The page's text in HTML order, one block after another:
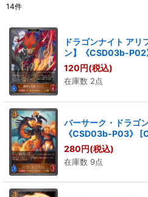
並び順:
14件
ドラゴンナイト ア
ン】《CSD03b-P02
120円(税込)
在庫数 2点
バーサーク・ドラゴ
《CSD03b-P03》
[
280円(税込)
在庫数 9点